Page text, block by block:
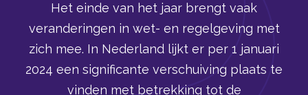
Het einde van het jaar brengt vaak
veranderingen in wet- en regelgeving met
zich mee. In Nederland lijkt er per 1 januari
2024 een significante verschuiving plaats te
vinden met betrekking tot de